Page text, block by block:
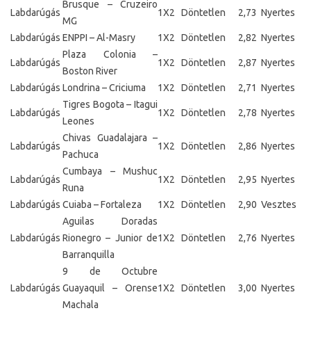
Labdarúgás
Brusque – Cruzeiro
MG
1X2 Döntetlen 2,73 Nyertes
Labdarúgás ENPPI – Al-Masry 1X2 Döntetlen 2,82 Nyertes
Labdarúgás
Plaza Colonia –
Boston River
1X2 Döntetlen 2,87 Nyertes
Labdarúgás Londrina – Criciuma 1X2 Döntetlen 2,71 Nyertes
Labdarúgás
Tigres Bogota – Itagui
Leones
1X2 Döntetlen 2,78 Nyertes
Labdarúgás
Chivas Guadalajara –
Pachuca
1X2 Döntetlen 2,86 Nyertes
Labdarúgás
Cumbaya – Mushuc
Runa
1X2 Döntetlen 2,95 Nyertes
Labdarúgás Cuiaba – Fortaleza 1X2 Döntetlen 2,90 Vesztes
Labdarúgás
Aguilas Doradas
Rionegro – Junior de
Barranquilla
1X2 Döntetlen 2,76 Nyertes
Labdarúgás
9 de Octubre
Guayaquil – Orense
Machala
1X2 Döntetlen 3,00 Nyertes